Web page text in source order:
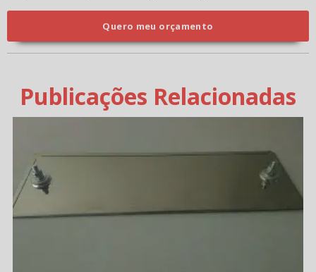
Quero meu orçamento
Publicações Relacionadas